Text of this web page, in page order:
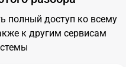
полный доступ ко всему
к другим сервисам